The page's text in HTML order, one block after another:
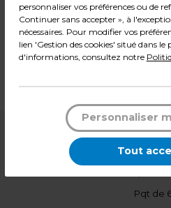
Code :
Couleur :
Matière :
39,99
Pqt de
personnaliser vos préférences ou de
Continuer sans accepter », à
nécessaires. Pour modifier vos
lien 'Gestion des cookies' situé dans le
d'informations, consultez notre
Personnaliser
Tout